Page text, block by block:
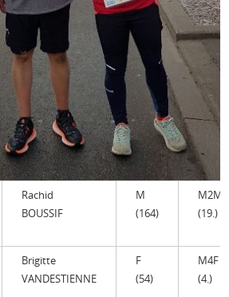
Rachid
BOUSSIF
M
(164)
M2M
(19.)
Brigitte
VANDESTIENNE
F
(54)
M4F
(4.)